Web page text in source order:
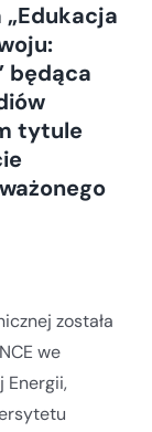
„Edukacja
będąca
tytule
została
we
Energii,